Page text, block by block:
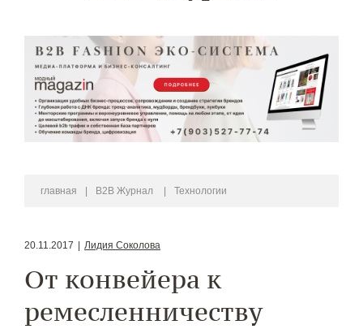
главная B2B Журнал Технологии
20.11.2017 Лидия Соколова
От конвейера к
ремесленничеству